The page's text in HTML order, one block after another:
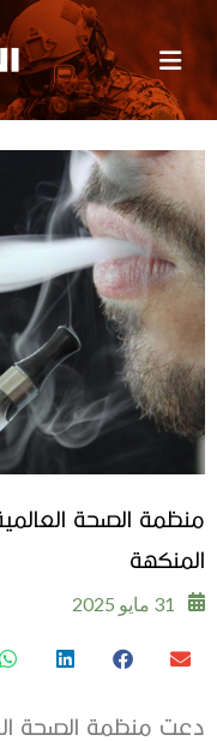
منظمة الصحة
المنكهة
31 مايو 2025
دعت منظمة الصحة